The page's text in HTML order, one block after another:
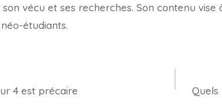
son vécu et ses recherches. Son contenu
étudiants.
4 est précaire Quels